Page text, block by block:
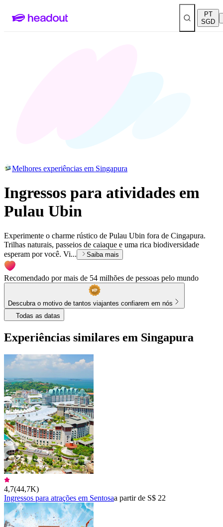
PT
SGD
Melhores experiências em Singapura
Ingressos para atividades em
Pulau Ubin
Experimente o charme rústico de Pulau Ubin fora de Cingapura.
Trilhas naturais, passeios de caiaque e uma rica biodiversidade
esperam por você. Vi...
Saiba mais
Recomendado por mais de 54 milhões de pessoas pelo mundo
Descubra o motivo de tantos viajantes confiarem em nós
Todas as datas
Experiências similares em Singapura
4,7(44,7K)
Ingressos para atrações em Sentosaa partir de S$ 22